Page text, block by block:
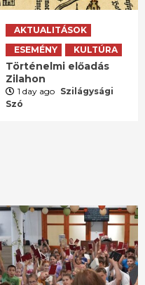
AKTUALITÁSOK
ESEMÉNY
KULTÚRA
Történelmi előadás
Zilahon
1 day ago Szilágysági
Szó